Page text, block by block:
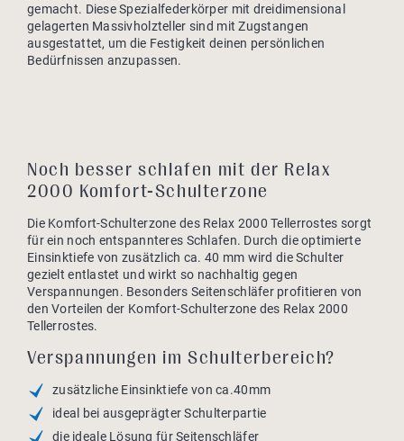
gemacht. Diese Spezialfederkörper mit dreidimensional
gelagerten Massivholzteller sind mit Zugstangen
ausgestattet, um die Festigkeit deinen persönlichen
Bedürfnissen anzupassen.
Noch besser schlafen mit der Relax
2000 Komfort-Schulterzone
Die Komfort-Schulterzone des Relax 2000 Tellerrostes sorgt
für ein noch entspannteres Schlafen. Durch die optimierte
Einsinktiefe von zusätzlich ca. 40 mm wird die Schulter
gezielt entlastet und wirkt so nachhaltig gegen
Verspannungen. Besonders Seitenschläfer profitieren von
den Vorteilen der Komfort-Schulterzone des Relax 2000
Tellerrostes.
Verspannungen im Schulterbereich?
zusätzliche Einsinktiefe von ca.40mm
ideal bei ausgeprägter Schulterpartie
die ideale Lösung für Seitenschläfer